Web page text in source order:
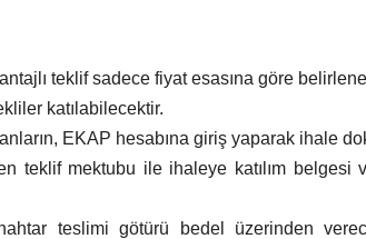
teklif sadece fiyat esasına göre
katılabilecektir.
EKAP hesabına giriş yaparak ihale
teklif mektubu ile ihaleye katılım
teslimi götürü bedel üzerinden